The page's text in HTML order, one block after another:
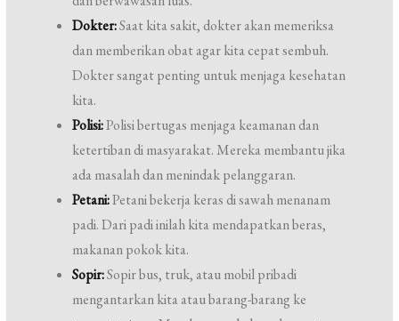
Dokter:Saat kita sakit, dokter akan memeriksa
dan memberikan obat agar kita cepat sembuh.
Dokter sangat penting untuk menjaga kesehatan
kita.
Polisi:Polisi bertugas menjaga keamanan dan
ketertiban di masyarakat. Mereka membantu jika
ada masalah dan menindak pelanggaran.
Petani:Petani bekerja keras di sawah menanam
padi. Dari padi inilah kita mendapatkan beras,
makanan pokok kita.
Sopir:Sopir bus, truk, atau mobil pribadi
mengantarkan kita atau barang-barang ke